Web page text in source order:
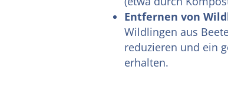
Entfernen von
Wildlingen aus
reduzieren und ein
erhalten.